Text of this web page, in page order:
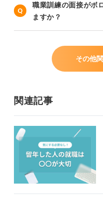
職業訓練の面接がボ
ますか？
その他
関連記事